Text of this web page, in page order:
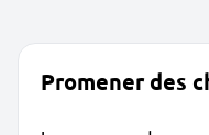
Promener des